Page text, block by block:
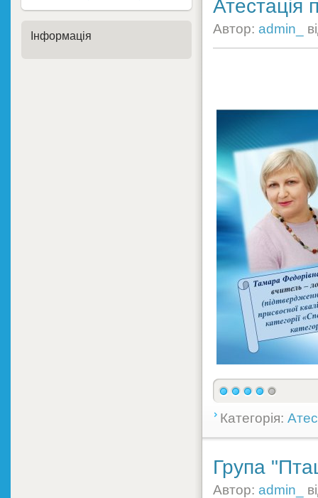
Атестація
Автор: admin_
Категорія:
Група
Автор: admin_
Інформація